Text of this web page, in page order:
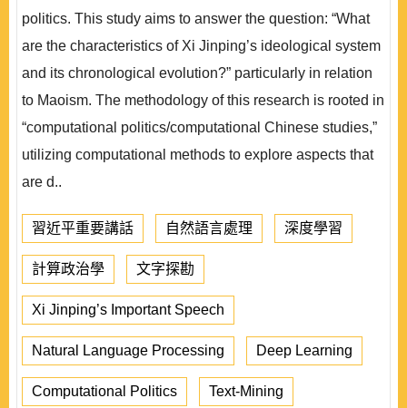
politics. This study aims to answer the question: “What
are the characteristics of Xi Jinping’s ideological system
and its chronological evolution?” particularly in relation
to Maoism. The methodology of this research is rooted in
“computational politics/computational Chinese studies,”
utilizing computational methods to explore aspects that
are d..
習近平重要講話 自然語言處理 深度學習
計算政治學 文字探勘
Xi Jinping’s Important Speech
Natural Language Processing Deep Learning
Computational Politics Text-Mining